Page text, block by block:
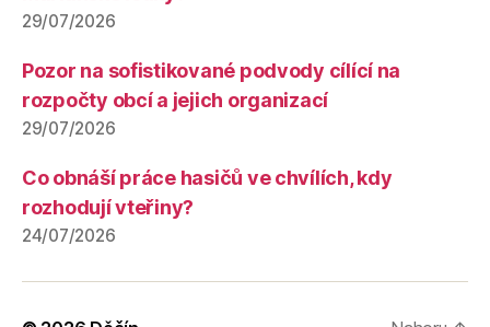
29/07/2026
Pozor na sofistikované podvody cílící na
rozpočty obcí a jejich organizací
29/07/2026
Co obnáší práce hasičů ve chvílích, kdy
rozhodují vteřiny?
24/07/2026